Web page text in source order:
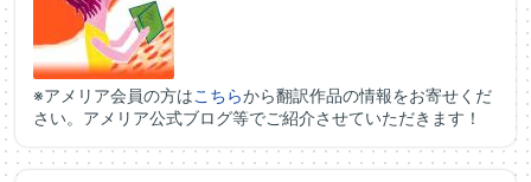
※アメリア会員の方はこちらから翻訳作品の情報をお寄せくだ
さい。アメリア公式ブログ等でご紹介させていただきます！